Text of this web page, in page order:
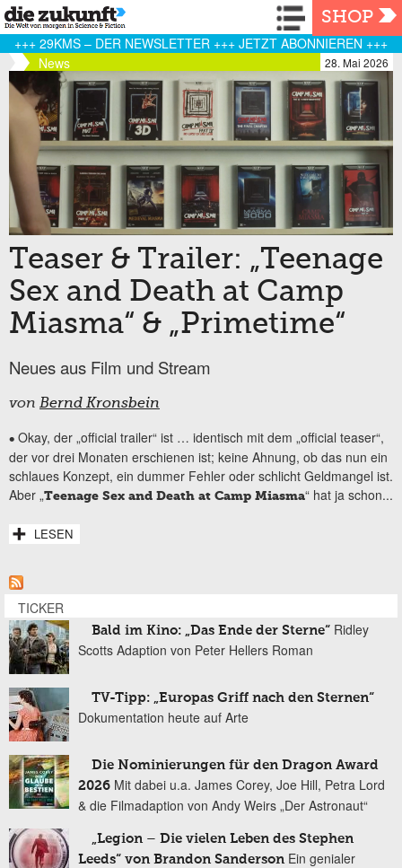
Navigation
SHOP
+++ 29KMS – DER NEWSLETTER +++ JETZT ABONNIEREN +++
News
28. Mai 2026
Teaser & Trailer: „Teenage
Sex and Death at Camp
Miasma“ & „Primetime“
Neues aus Film und Stream
von Bernd Kronsbein
• Okay, der „official trailer“ ist … identisch mit dem „official teaser“,
der vor drei Monaten erschienen ist; keine Ahnung, ob das nun ein
schlaues Konzept, ein dummer Fehler oder schlicht Geldmangel ist.
Aber „Teenage Sex and Death at Camp Miasma“ hat ja schon...
LESEN
TICKER
Bald im Kino: „Das Ende der Sterne“ Ridley
Scotts Adaption von Peter Hellers Roman
TV-Tipp: „Europas Griff nach den Sternen“
Dokumentation heute auf Arte
Die Nominierungen für den Dragon Award
2026 Mit dabei u.a. James Corey, Joe Hill, Petra Lord
& die Filmadaption von Andy Weirs „Der Astronaut“
„Legion – Die vielen Leben des Stephen
Leeds“ von Brandon Sanderson Ein genialer